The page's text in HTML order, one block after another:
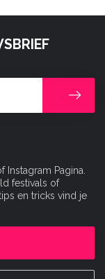
Pagina.
festivals of
en tricks vind je